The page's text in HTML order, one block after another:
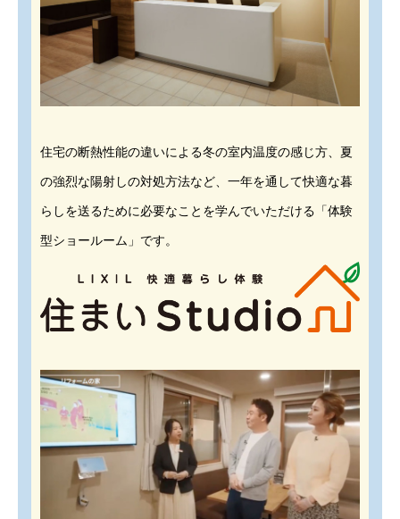
住宅の断熱性能の違いによる冬の室内温度の感じ方、夏
の強烈な陽射しの対処方法など、一年を通して快適な暮
らしを送るために必要なことを学んでいただける「体験
型ショールーム」です。